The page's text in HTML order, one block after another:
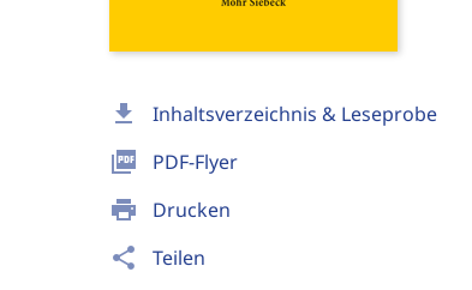
download Inhaltsverzeichnis & Leseprobe
picture_as_pdf PDF-Flyer
print Drucken
share Teilen